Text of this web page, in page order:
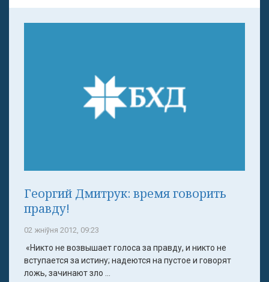
Георгий Дмитрук: время говорить
правду!
02 жніўня 2012, 09:23
«Никто не возвышает голоса за правду, и никто не
вступается за истину; надеются на пустое и говорят
ложь, зачинают зло ...